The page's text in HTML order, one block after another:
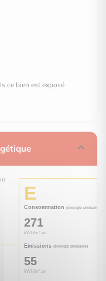
ce bien est exposé